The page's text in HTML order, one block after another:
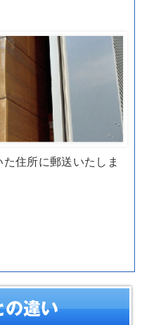
住所に郵送いたしま
の違い